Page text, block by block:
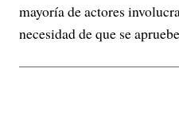
mayoría de actores
necesidad de que se